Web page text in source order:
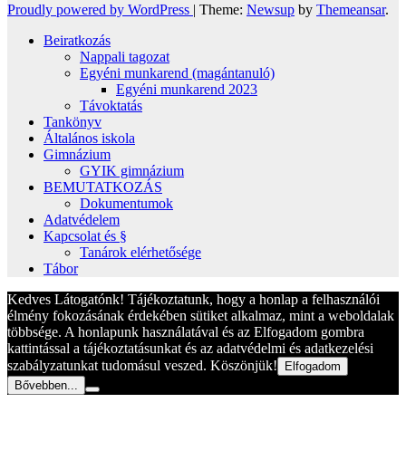
Proudly powered by WordPress | Theme: Newsup by Themeansar.
Beiratkozás
Nappali tagozat
Egyéni munkarend (magántanuló)
Egyéni munkarend 2023
Távoktatás
Tankönyv
Általános iskola
Gimnázium
GYIK gimnázium
BEMUTATKOZÁS
Dokumentumok
Adatvédelem
Kapcsolat és §
Tanárok elérhetősége
Tábor
Kedves Látogatónk! Tájékoztatunk, hogy a honlap a felhasználói
élmény fokozásának érdekében sütiket alkalmaz, mint a weboldalak
többsége. A honlapunk használatával és az Elfogadom gombra
kattintással a tájékoztatásunkat és az adatvédelmi és adatkezelési
szabályzatunkat tudomásul veszed. Köszönjük!
Elfogadom
Bővebben...